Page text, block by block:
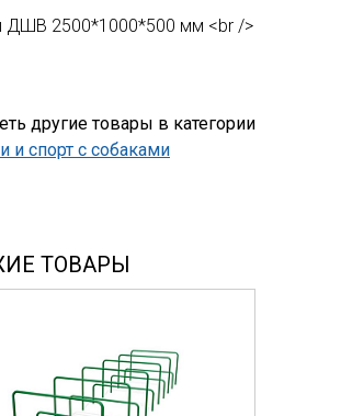
ДШВ 2500*1000*500 мм <br />
другие товары в категории
и спорт с собаками
ТОВАРЫ